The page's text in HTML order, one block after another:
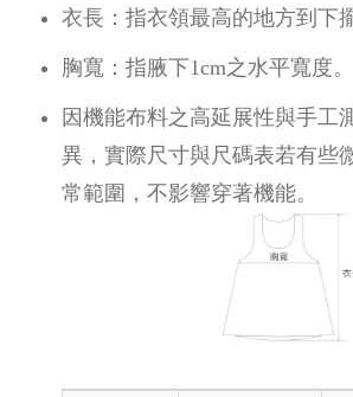
衣長：指衣領最高的地方到下
胸寬：指腋下1cm之水平寬度。
因機能布料之高延展性與手工
異，實際尺寸與尺碼表若有些
常範圍，不影響穿著機能。